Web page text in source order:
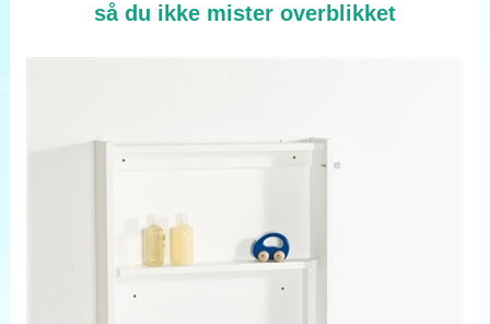
så du ikke mister overblikket